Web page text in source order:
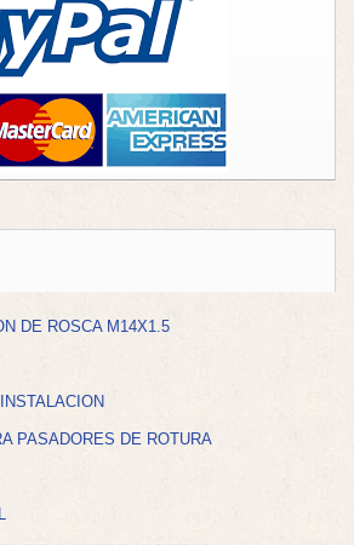
DE ROSCA M14X1.5
PASADORES DE ROTURA